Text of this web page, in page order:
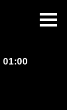
01:00